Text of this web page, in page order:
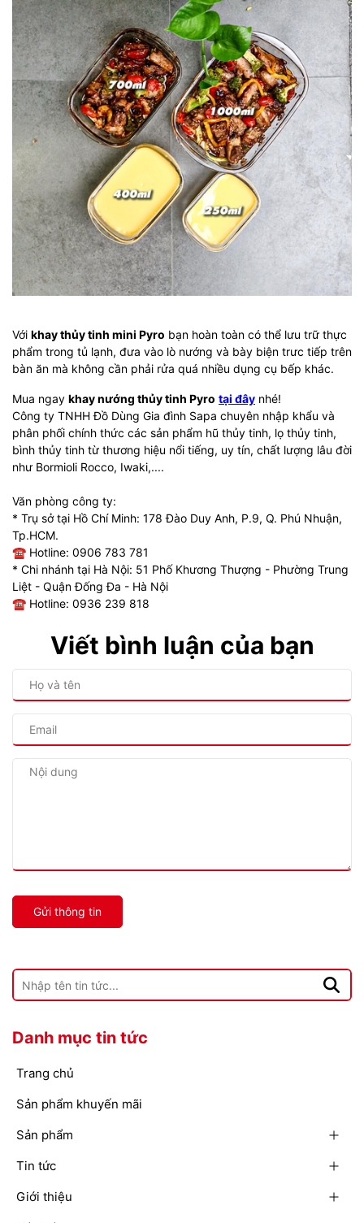
Với khay thủy tinh mini Pyro bạn hoàn toàn có thể lưu trữ thực
phẩm trong tủ lạnh, đưa vào lò nướng và bày biện trưc tiếp trên
bàn ăn mà không cần phải rửa quá nhiều dụng cụ bếp khác.
Mua ngay khay nướng thủy tinh Pyro tại đây nhé!
Công ty TNHH Đồ Dùng Gia đình Sapa chuyên nhập khẩu và
phân phối chính thức các sản phẩm hũ thủy tinh, lọ thủy tinh,
bình thủy tinh từ thương hiệu nổi tiếng, uy tín, chất lượng lâu đời
như Bormioli Rocco, Iwaki,....
Văn phòng công ty:
* Trụ sở tại Hồ Chí Minh: 178 Đào Duy Anh, P.9, Q. Phú Nhuận,
Tp.HCM.
☎ Hotline: 0906 783 781
* Chi nhánh tại Hà Nội: 51 Phố Khương Thượng - Phường Trung
Liệt - Quận Đống Đa - Hà Nội
☎ Hotline: 0936 239 818
Viết bình luận của bạn
Gửi thông tin
Danh mục tin tức
Trang chủ
Sản phẩm khuyến mãi
Sản phẩm
Tin tức
Giới thiệu